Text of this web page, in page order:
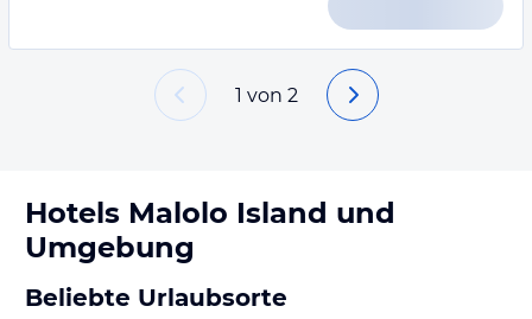
1 von 2
Hotels Malolo Island und
Umgebung
Beliebte Urlaubsorte